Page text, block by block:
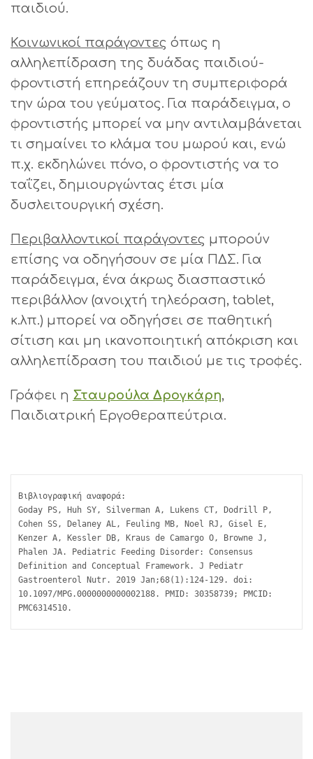
παιδιού.
Κοινωνικοί παράγοντες όπως η
αλληλεπίδραση της δυάδας παιδιού-
φροντιστή επηρεάζουν τη συμπεριφορά
την ώρα του γεύματος. Για παράδειγμα, ο
φροντιστής μπορεί να μην αντιλαμβάνεται
τι σημαίνει το κλάμα του μωρού και, ενώ
π.χ. εκδηλώνει πόνο, ο φροντιστής να το
ταΐζει, δημιουργώντας έτσι μία
δυσλειτουργική σχέση.
Περιβαλλοντικοί παράγοντες μπορούν
επίσης να οδηγήσουν σε μία ΠΔΣ. Για
παράδειγμα, ένα άκρως διασπαστικό
περιβάλλον (ανοιχτή τηλεόραση, tablet,
κ.λπ.) μπορεί να οδηγήσει σε παθητική
σίτιση και μη ικανοποιητική απόκριση και
αλληλεπίδραση του παιδιού με τις τροφές.
Γράφει η Σταυρούλα Δρογκάρη,
Παιδιατρική Εργοθεραπεύτρια.
Βιβλιογραφική αναφορά:
Goday PS, Huh SY, Silverman A, Lukens CT, Dodrill P,
Cohen SS, Delaney AL, Feuling MB, Noel RJ, Gisel E,
Kenzer A, Kessler DB, Kraus de Camargo O, Browne J,
Phalen JA. Pediatric Feeding Disorder: Consensus
Definition and Conceptual Framework. J Pediatr
Gastroenterol Nutr. 2019 Jan;68(1):124-129. doi:
10.1097/MPG.0000000000002188. PMID: 30358739; PMCID:
PMC6314510.